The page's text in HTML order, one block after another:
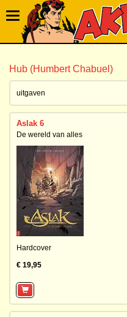
Hub (Humbert Chabuel)
uitgaven
Aslak 6
De wereld van alles
Hardcover
€ 19,95